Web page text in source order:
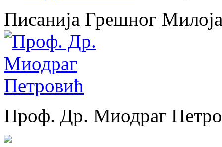
Писанија Грешног Милоја
Проф. Др. Миодраг